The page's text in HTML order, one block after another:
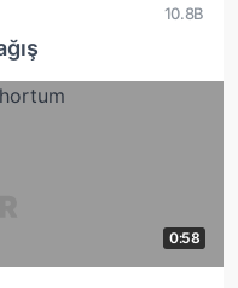
10.8B
0:58